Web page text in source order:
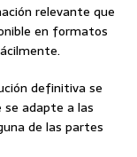
relevante que
en formatos
definitiva se
adapte a las
de las partes